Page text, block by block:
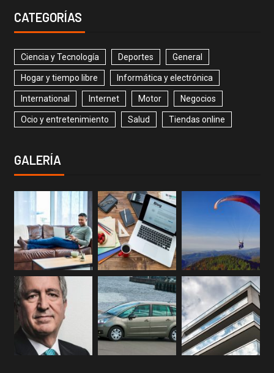
CATEGORÍAS
Ciencia y Tecnología Deportes General
Hogar y tiempo libre Informática y electrónica
International Internet Motor Negocios
Ocio y entretenimiento Salud Tiendas online
GALERÍA